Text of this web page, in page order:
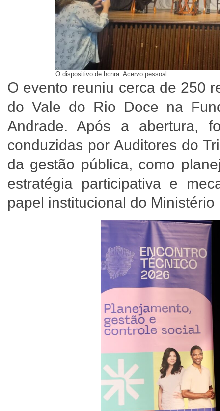
O dispositivo de honra. Acervo pessoal.
O evento reuniu cerca de 250
do Vale do Rio Doce na
Andrade. Após a abertura,
conduzidas por Auditores do
da gestão pública, como
estratégia participativa e
papel institucional do